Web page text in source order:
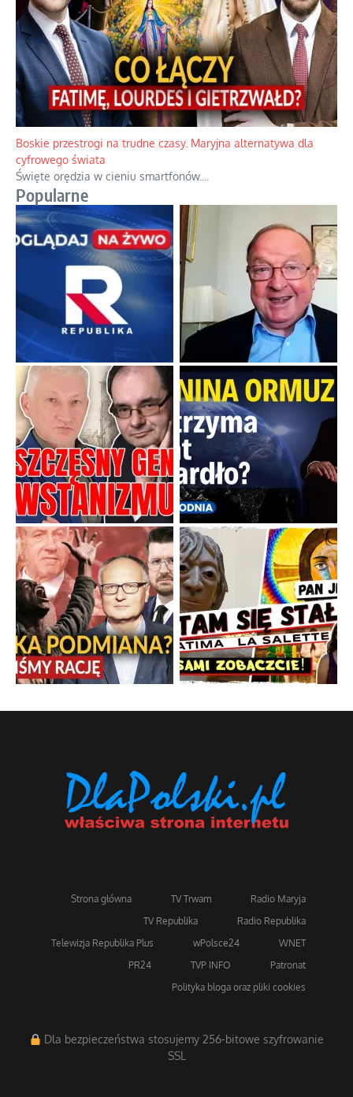
Papieskie innowacje w tradycyjnym różańcu
Gorący dylemat medytacji nad tajemnicami....
Boskie przestrogi na trudne czasy. Maryjna alternatywa dla
cyfrowego świata
Święte orędzia w cieniu smartfonów.
Popularne